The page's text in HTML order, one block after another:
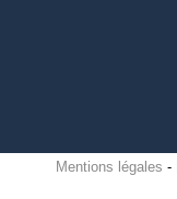
Mentions légales -